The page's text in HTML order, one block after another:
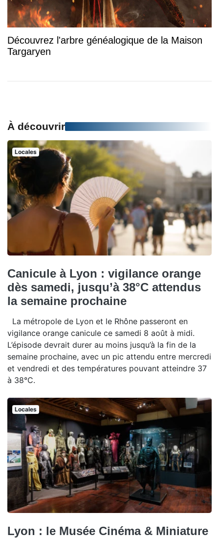
Découvrez l'arbre généalogique de la Maison
Targaryen
À découvrir
Locales
Canicule à Lyon : vigilance orange
dès samedi, jusqu’à 38°C attendus
la semaine prochaine
La métropole de Lyon et le Rhône passeront en
vigilance orange canicule ce samedi 8 août à midi.
L’épisode devrait durer au moins jusqu’à la fin de la
semaine prochaine, avec un pic attendu entre mercredi
et vendredi et des températures pouvant atteindre 37
à 38°C.
Locales
Lyon : le Musée Cinéma & Miniature